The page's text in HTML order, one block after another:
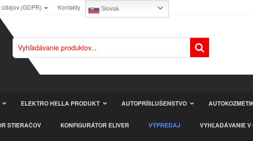
(GDPR) Kontakty Slovak
ELEKTRO HELLA PRODUKT AUTOPRÍSLUŠENSTVO
STIERAČOV KONFIGURÁTOR ELIVER VÝPREDAJ VYHĽADÁVANIE V